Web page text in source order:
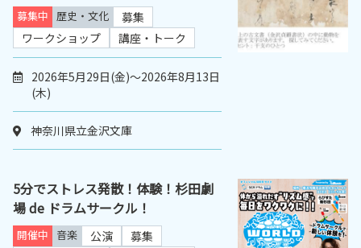
募集中 歴史・文化
募集
ワークショップ
講座・トーク
2026年5月29日(金)～2026年8月13日
(木)
神奈川県立金沢文庫
5分でストレス発散！体験！杉田劇
場 de ドラムサークル！
開催中 音楽 公演
募集